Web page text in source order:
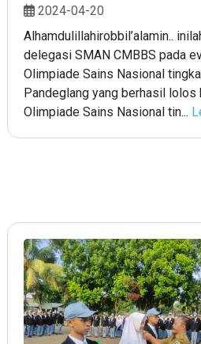
2024-04-20
Alhamdulillahirobbil’alamin..
delegasi SMAN CMBBS pada
Olimpiade Sains Nasional
Pandeglang yang berhasil lolos
Olimpiade Sains Nasional tin...